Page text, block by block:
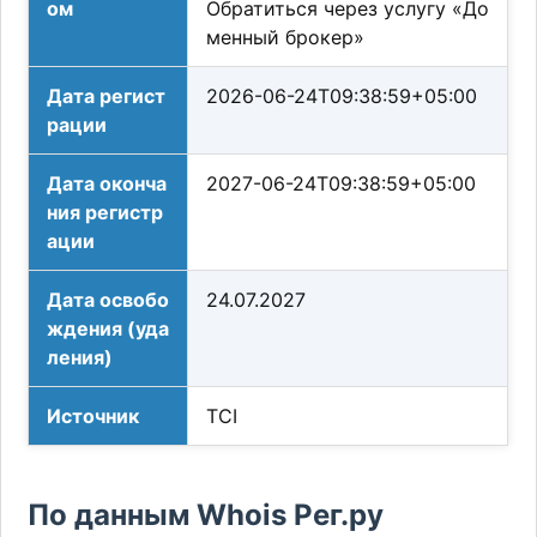
ом
Обратиться через услугу «До
менный брокер»
Дата регист
рации
2026-06-24T09:38:59+05:00
Дата оконча
ния регистр
ации
2027-06-24T09:38:59+05:00
Дата освобо
ждения (уда
ления)
24.07.2027
Источник TCI
По данным Whois Рег.ру